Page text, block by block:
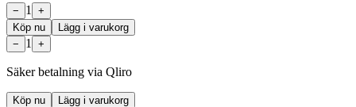
− 1
+
Köp nu
Lägg i varukorg
−
1 +
Säker betalning via Qliro
Köp nu Lägg i varukorg